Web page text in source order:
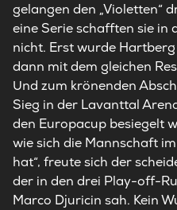
gelangen den „Violetten“
eine Serie schafften sie in
nicht. Erst wurde
dann mit dem gleichen
Und zum krönenden
Sieg in der Lavanttal
den Europacup besiegelt
wie sich die Mannschaft
hat“, freute sich der
der in den drei Play-off-
Marco Djuricin sah. Kein